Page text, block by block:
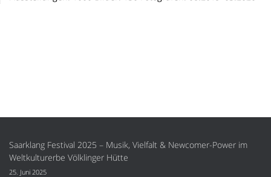
Saarklang Festival 2025 – Musik, Vielfalt & Newcomer-Power im
Weltkulturerbe Völklinger Hütte
25. Juni 2025